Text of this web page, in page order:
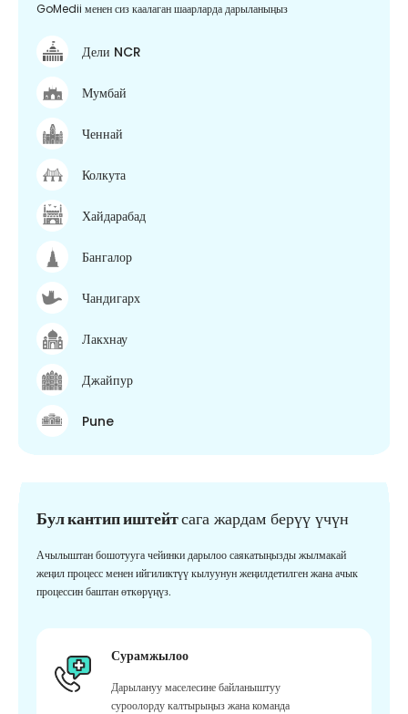
GoMedii менен сиз каалаган шаарларда дарыланыңыз
Дели NCR
Мумбай
Ченнай
Колкута
Хайдарабад
Бангалор
Чандигарх
Лакхнау
Джайпур
Pune
Бул кантип иштейтсага жардам берүү үчүн
Ачылыштан бошотууга чейинки дарылоо саякатыңызды жылмакай
жеңил процесс менен ийгиликтүү кылуунун жеңилдетилген жана ачык
процессин баштан өткөрүңүз.
Сурамжылоо
Дарылануу маселесине байланыштуу
суроолорду калтырыңыз жана команда